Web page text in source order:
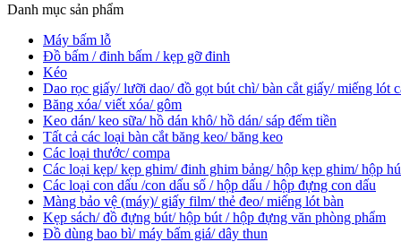
Danh mục sản phẩm
Máy bấm lỗ
Đồ bấm / đinh bấm / kẹp gỡ đinh
Kéo
Dao rọc giấy/ lưỡi dao/ đồ gọt bút chì/ bàn cắt giấy/ miếng lót
Băng xóa/ viết xóa/ gôm
Keo dán/ keo sữa/ hồ dán khô/ hồ dán/ sáp đếm tiền
Tất cả các loại bàn cắt băng keo/ băng keo
Các loại thước/ compa
Các loại kẹp/ kẹp ghim/ đinh ghim bảng/ hộp kẹp ghim/ hộp
Các loại con dấu /con dấu số / hộp dấu / hộp đựng con dấu
Màng bảo vệ (máy)/ giấy film/ thẻ đeo/ miếng lót bàn
Kẹp sách/ đồ đựng bút/ hộp bút / hộp đựng văn phòng phẩm
Đồ dùng bao bì/ máy bấm giá/ dây thun